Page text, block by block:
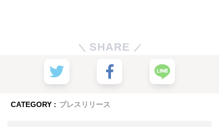
SHARE
CATEGORY : プレスリリース